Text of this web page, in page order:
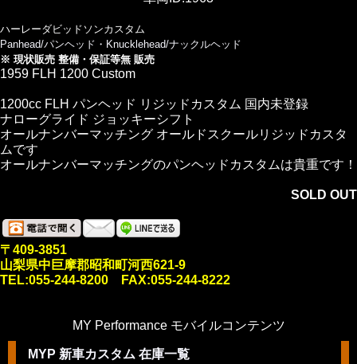
ハーレーダビッドソンカスタム
Panhead/パンヘッド・Knucklehead/ナックルヘッド
※ 現状販売 整備・保証等無 販売
1959 FLH 1200 Custom
1200cc FLH パンヘッド リジッドカスタム 国内未登録
ナローグライド ジョッキーシフト
オールナンバーマッチング オールドスクールリジッドカスタ
ムです
オールナンバーマッチングのパンヘッドカスタムは貴重です！
SOLD OUT
〒409-3851
山梨県中巨摩郡昭和町河西621-9
TEL:055-244-8200 FAX:055-244-8222
MY Performance モバイルコンテンツ
MYP 新車カスタム 在庫一覧